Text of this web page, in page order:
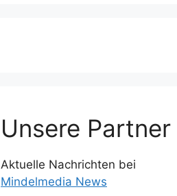
Unsere Partner
Aktuelle Nachrichten bei
Mindelmedia News